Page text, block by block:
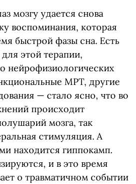
мозгу удается снова
воспоминания, которая
быстрой фазы сна. Есть
этой терапии,
нейрофизиологических
МРТ, другие
— стало ясно, что во
происходит
мозга, так
стимуляция. А
находится гиппокамп.
и в это время
о травматичном событии